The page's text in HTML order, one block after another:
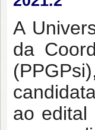
A
da
ao edital